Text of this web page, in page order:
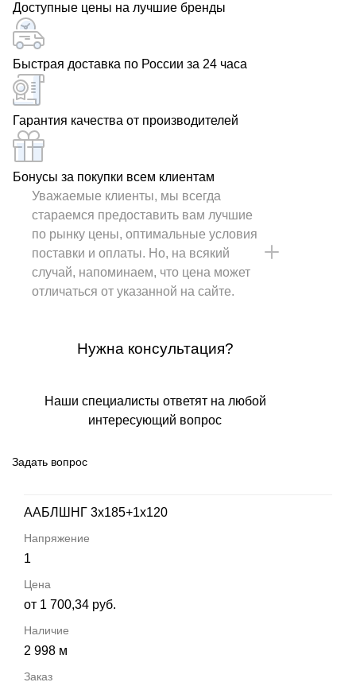
Доступные цены на лучшие бренды
Быстрая доставка по России за 24 часа
Гарантия качества от производителей
Бонусы за покупки всем клиентам
Уважаемые клиенты, мы всегда
стараемся предоставить вам лучшие
по рынку цены, оптимальные условия
поставки и оплаты. Но, на всякий
случай, напоминаем, что цена может
отличаться от указанной на сайте.
Нужна консультация?
Наши специалисты ответят на любой
интересующий вопрос
Задать вопрос
ААБЛШНГ 3х185+1х120
1
от 1 700,34 руб.
2 998 м